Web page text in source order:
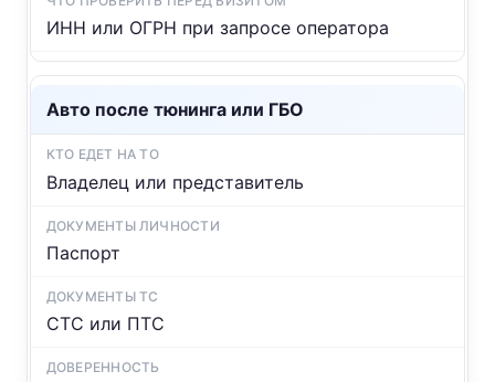
ИНН или ОГРН при запросе оператора
Авто после тюнинга или ГБО
Владелец или представитель
Паспорт
СТС или ПТС